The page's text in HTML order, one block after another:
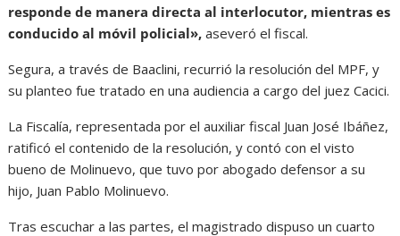
responde de manera directa al interlocutor, mientras es
conducido al móvil policial»,aseveró el fiscal.
Segura, a través de Baaclini, recurrió la resolución del MPF, y
su planteo fue tratado en una audiencia a cargo del juez Cacici.
La Fiscalía, representada por el auxiliar fiscal Juan José Ibáñez,
ratificó el contenido de la resolución, y contó con el visto
bueno de Molinuevo, que tuvo por abogado defensor a su
hijo, Juan Pablo Molinuevo.
Tras escuchar a las partes, el magistrado dispuso un cuarto